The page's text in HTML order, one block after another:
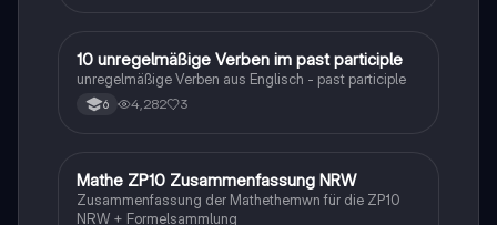
1 Englisch
10 unregelmäßige Verben im past participle
unregelmäßige Verben aus Englisch - past participle
6 4,282 3
Mathe
Mathe ZP10 Zusammenfassung NRW
Zusammenfassung der Mathethemwn für die ZP10
NRW + Formelsammlung